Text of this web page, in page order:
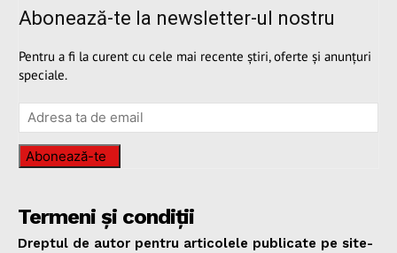
Abonează-te la newsletter-ul nostru
Pentru a fi la curent cu cele mai recente știri, oferte și anunțuri
speciale.
Abonează-te
Termeni și condiții
Dreptul de autor pentru articolele publicate pe site-